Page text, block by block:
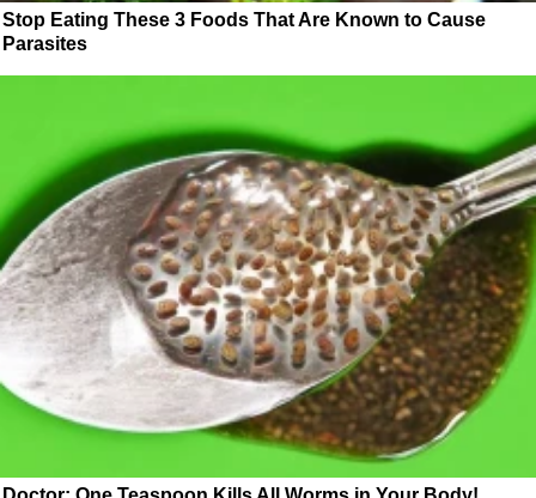
Stop Eating These 3 Foods That Are Known to Cause
Parasites